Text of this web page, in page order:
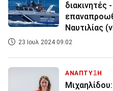
διακινητές -
Ναυτιλίας
23 Ιουλ 2024 09:02
ΑΝΑΠΤΥΞΗ